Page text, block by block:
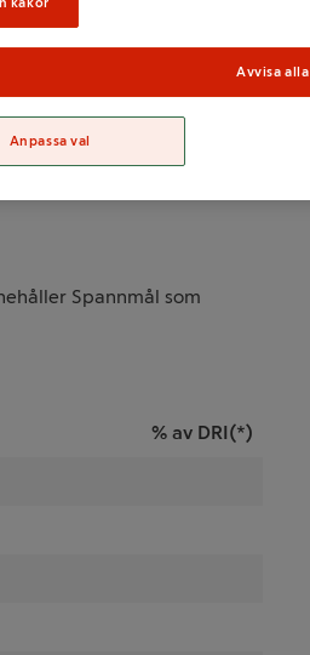
(socker, kakaosmör,
vattenfritt MJÖLKFETT /
vanillin),
VETEMJÖL /
fettreducerad /
jäsmedel / hævemiddel
Spannmål som
% av DRI(*)
Avvisa alla
Anpassa val